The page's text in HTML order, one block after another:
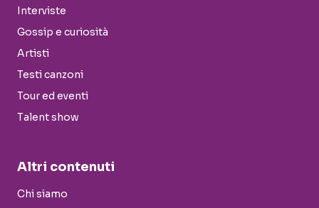
Interviste
Gossip e curiosità
Artisti
Testi canzoni
Tour ed eventi
Talent show
Altri contenuti
Chi siamo